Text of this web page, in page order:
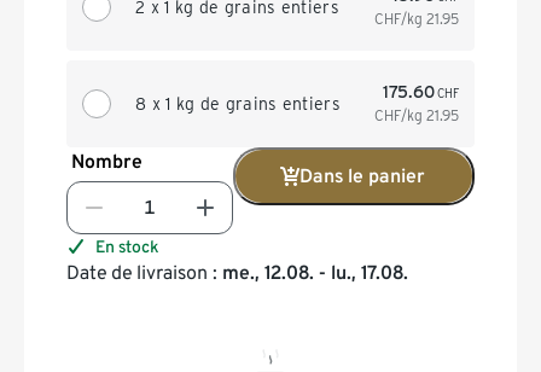
2 x 1 kg de grains entiers
CHF/kg 21.95
8 x 1 kg de grains entiers
175.60CHF
CHF/kg 21.95
Nombre
Dans le panier
En stock
Date de livraison : me., 12.08. - lu., 17.08.